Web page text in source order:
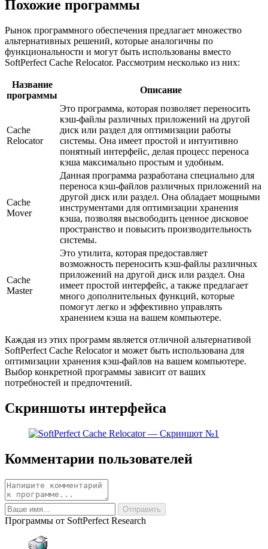
Похожие программы
Рынок программного обеспечения предлагает множество
альтернативных решений, которые аналогичны по
функциональности и могут быть использованы вместо
SoftPerfect Cache Relocator. Рассмотрим несколько из них:
Название
программы
Описание
Cache
Relocator
Это программа, которая позволяет переносить
кэш-файлы различных приложений на другой
диск или раздел для оптимизации работы
системы. Она имеет простой и интуитивно
понятный интерфейс, делая процесс переноса
кэша максимально простым и удобным.
Cache
Mover
Данная программа разработана специально для
переноса кэш-файлов различных приложений на
другой диск или раздел. Она обладает мощными
инструментами для оптимизации хранения
кэша, позволяя высвободить ценное дисковое
пространство и повысить производительность
системы.
Cache
Master
Это утилита, которая предоставляет
возможность переносить кэш-файлы различных
приложений на другой диск или раздел. Она
имеет простой интерфейс, а также предлагает
много дополнительных функций, которые
помогут легко и эффективно управлять
хранением кэша на вашем компьютере.
Каждая из этих программ является отличной альтернативой
SoftPerfect Cache Relocator и может быть использована для
оптимизации хранения кэш-файлов на вашем компьютере.
Выбор конкретной программы зависит от ваших
потребностей и предпочтений.
Скриншоты интерфейса
Комментарии пользователей
Программы от SoftPerfect Research